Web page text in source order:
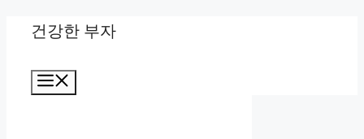
Skip
content
건강한 부자